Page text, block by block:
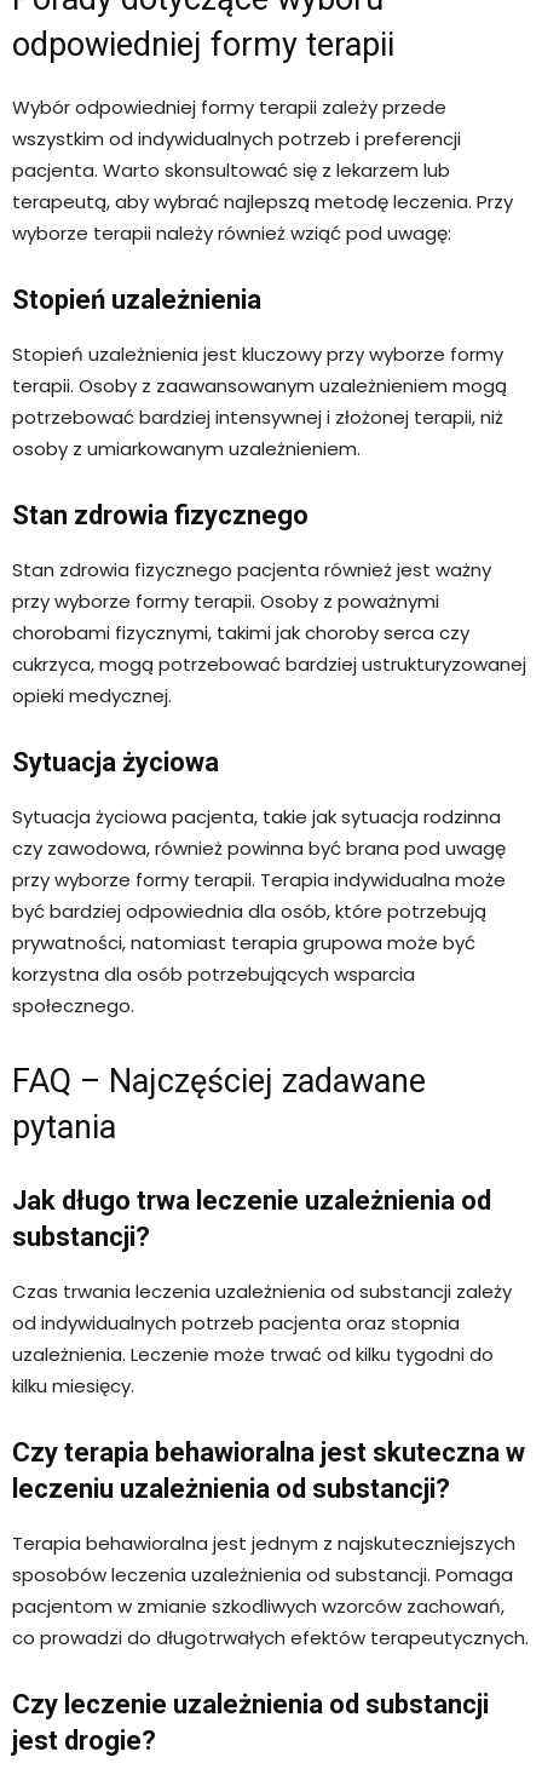
odpowiedniej formy terapii
Wybór odpowiedniej formy terapii zależy przede
wszystkim od indywidualnych potrzeb i preferencji
pacjenta. Warto skonsultować się z lekarzem lub
terapeutą, aby wybrać najlepszą metodę leczenia. Przy
wyborze terapii należy również wziąć pod uwagę:
Stopień uzależnienia
Stopień uzależnienia jest kluczowy przy wyborze formy
terapii. Osoby z zaawansowanym uzależnieniem mogą
potrzebować bardziej intensywnej i złożonej terapii, niż
osoby z umiarkowanym uzależnieniem.
Stan zdrowia fizycznego
Stan zdrowia fizycznego pacjenta również jest ważny
przy wyborze formy terapii. Osoby z poważnymi
chorobami fizycznymi, takimi jak choroby serca czy
cukrzyca, mogą potrzebować bardziej ustrukturyzowanej
opieki medycznej.
Sytuacja życiowa
Sytuacja życiowa pacjenta, takie jak sytuacja rodzinna
czy zawodowa, również powinna być brana pod uwagę
przy wyborze formy terapii. Terapia indywidualna może
być bardziej odpowiednia dla osób, które potrzebują
prywatności, natomiast terapia grupowa może być
korzystna dla osób potrzebujących wsparcia
społecznego.
FAQ – Najczęściej zadawane
pytania
Jak długo trwa leczenie uzależnienia od
substancji?
Czas trwania leczenia uzależnienia od substancji zależy
od indywidualnych potrzeb pacjenta oraz stopnia
uzależnienia. Leczenie może trwać od kilku tygodni do
kilku miesięcy.
Czy terapia behawioralna jest skuteczna w
leczeniu uzależnienia od substancji?
Terapia behawioralna jest jednym z najskuteczniejszych
sposobów leczenia uzależnienia od substancji. Pomaga
pacjentom w zmianie szkodliwych wzorców zachowań,
co prowadzi do długotrwałych efektów terapeutycznych.
Czy leczenie uzależnienia od substancji
jest drogie?